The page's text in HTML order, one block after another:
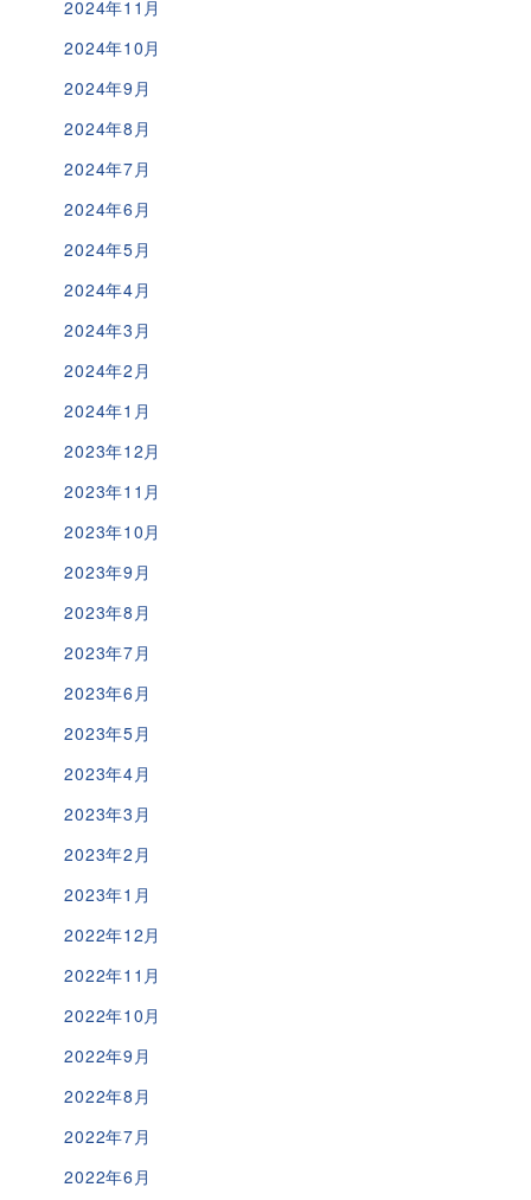
2024年11月
2024年10月
2024年9月
2024年8月
2024年7月
2024年6月
2024年5月
2024年4月
2024年3月
2024年2月
2024年1月
2023年12月
2023年11月
2023年10月
2023年9月
2023年8月
2023年7月
2023年6月
2023年5月
2023年4月
2023年3月
2023年2月
2023年1月
2022年12月
2022年11月
2022年10月
2022年9月
2022年8月
2022年7月
2022年6月